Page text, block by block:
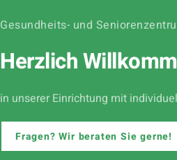
Gesundheits- und
Herzlich
in unserer Einrichtung mit
Fragen? Wir beraten Sie gerne!